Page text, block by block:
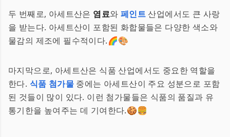
두 번째로, 아세트산은 염료와 페인트 산업에서도 큰 사랑
을 받는다. 아세트산이 포함된 화합물들은 다양한 색소와
물감의 제조에 필수적이다.🌈🎨
마지막으로, 아세트산은 식품 산업에서도 중요한 역할을
한다. 식품 첨가물 중에는 아세트산이 주요 성분으로 포함
된 것들이 많이 있다. 이런 첨가물들은 식품의 품질과 유
통기한을 높여주는 데 기여한다.🍪🍔